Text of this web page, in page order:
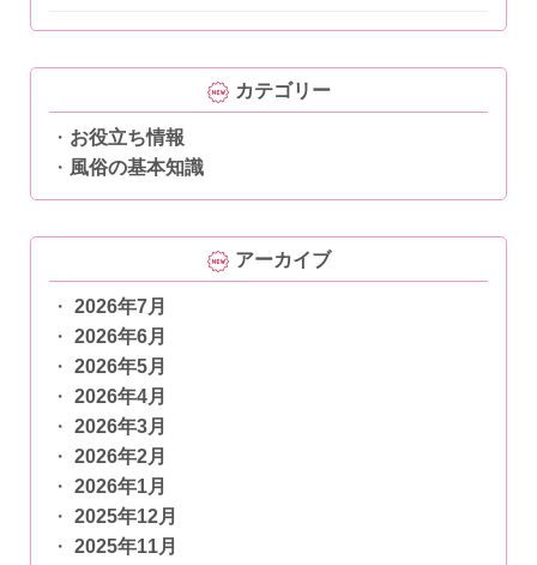
カテゴリー
お役立ち情報
風俗の基本知識
アーカイブ
2026年7月
2026年6月
2026年5月
2026年4月
2026年3月
2026年2月
2026年1月
2025年12月
2025年11月